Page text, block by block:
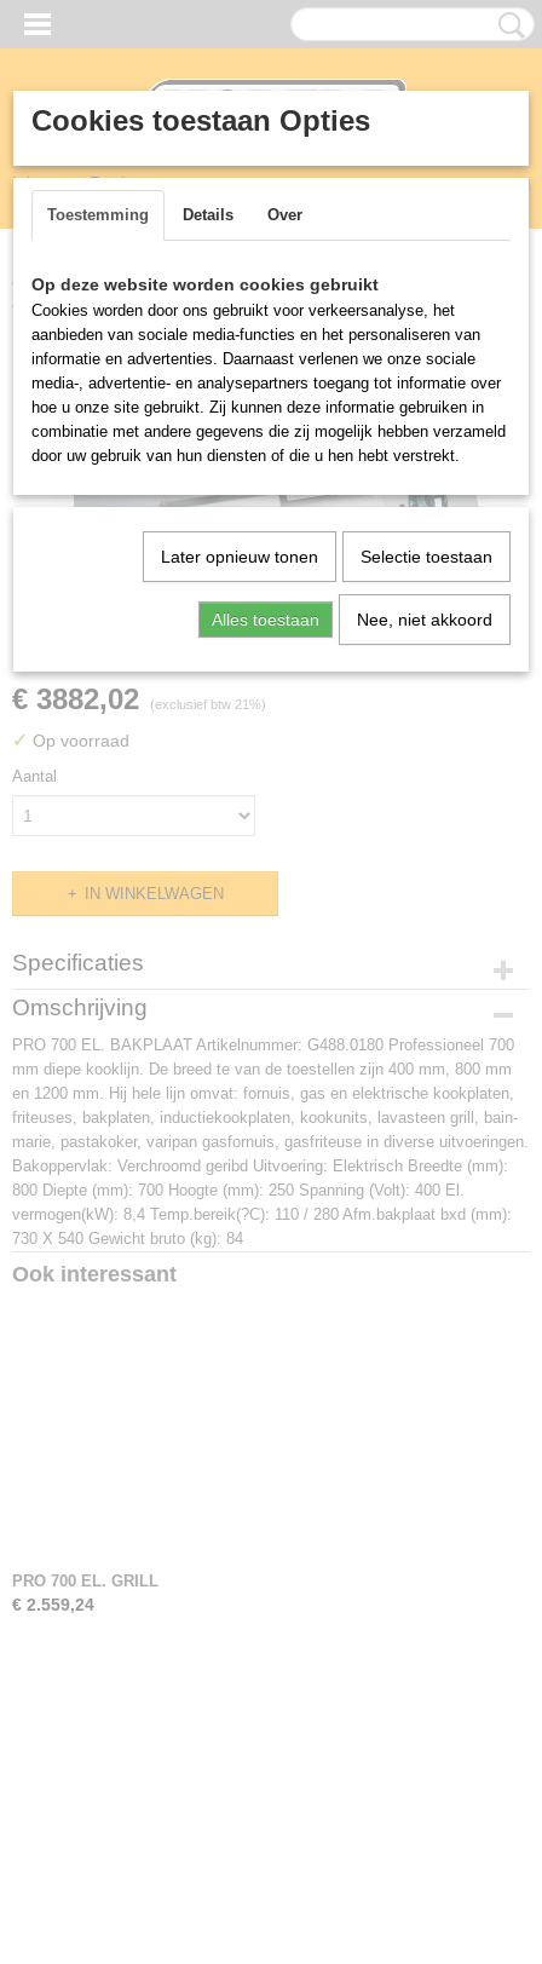
Inloggen Registreren
(0)
Home >KEUKEN>700 mm professionele kooklijn
BAKPLAAT
PRO 700 EL. BAKPLAAT
€ 3882,02 (exclusief btw 21%)
✓ Op voorraad
Aantal
IN WINKELWAGEN
Specificaties
Productcode
Afmetingen (l,b,h)
0 x 700 x 0 mm
Omschrijving
PRO 700 EL. BAKPLAAT Artikelnummer: G488.0180 Professioneel 700
mm diepe kooklijn. De breed te van de toestellen zijn 400 mm, 800 mm
en 1200 mm. Hij hele lijn omvat: fornuis, gas en elektrische kookplaten,
friteuses, bakplaten, inductiekookplaten, kookunits, lavasteen grill, bain-
marie, pastakoker, varipan gasfornuis, gasfriteuse in diverse uitvoeringen.
Bakoppervlak: Verchroomd geribd Uitvoering: Elektrisch Breedte (mm):
800 Diepte (mm): 700 Hoogte (mm): 250 Spanning (Volt): 400 El.
vermogen(kW): 8,4 Temp.bereik(?C): 110 / 280 Afm.bakplaat bxd (mm):
730 X 540 Gewicht bruto (kg): 84
Ook interessant
PRO 700 EL. GRILL
€ 2.559,24
Cookies toestaan Opties
Toestemming Details Over
Op deze website worden cookies gebruikt
Cookies worden door ons gebruikt voor verkeersanalyse, het
aanbieden van sociale media-functies en het personaliseren van
informatie en advertenties. Daarnaast verlenen we onze sociale
media-, advertentie- en analysepartners toegang tot informatie over
hoe u onze site gebruikt. Zij kunnen deze informatie gebruiken in
combinatie met andere gegevens die zij mogelijk hebben verzameld
door uw gebruik van hun diensten of die u hen hebt verstrekt.
Later opnieuw tonen Selectie toestaan
Alles toestaan Nee, niet akkoord